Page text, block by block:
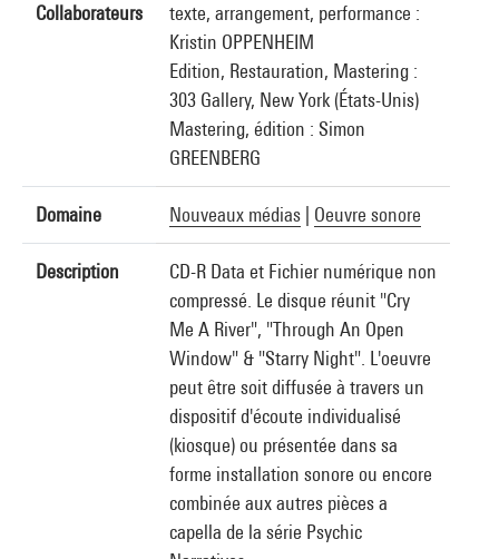
Collaborateurs
texte, arrangement, performance :
Kristin OPPENHEIM
Edition, Restauration, Mastering :
303 Gallery, New York (États-Unis)
Mastering, édition : Simon
GREENBERG
Domaine Nouveaux médias Oeuvre sonore
Description
CD-R Data et Fichier numérique non
compressé. Le disque réunit "Cry
Me A River", "Through An Open
Window" & "Starry Night". L'oeuvre
peut être soit diffusée à travers un
dispositif d'écoute individualisé
(kiosque) ou présentée dans sa
forme installation sonore ou encore
combinée aux autres pièces a
capella de la série Psychic